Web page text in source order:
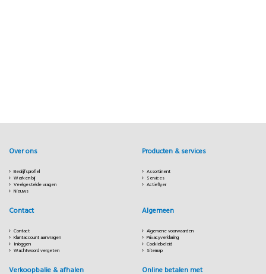
Over ons
Bedrijfsprofiel
Werken bij
Veelgestelde vragen
Nieuws
Producten & services
Assortiment
Services
Actieflyer
Contact
Contact
Klantaccount aanvragen
Inloggen
Wachtwoord vergeten
Algemeen
Algemene voorwaarden
Privacyverklaring
Cookiebeleid
Sitemap
Verkoopbalie & afhalen Online betalen met